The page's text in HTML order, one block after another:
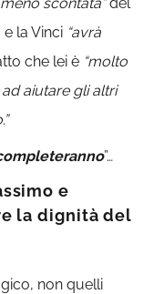
la Vinci “avrà
che lei è “molto
aiutare gli altri
”…
e
la dignità del
non quelli